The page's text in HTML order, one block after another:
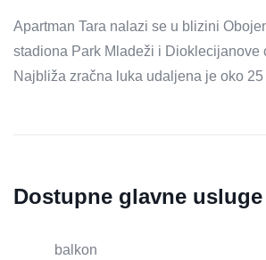
Apartman Tara nalazi se u blizini
stadiona Park Mladeži i Dioklecijanove
Najbliža zračna luka udaljena je oko
Dostupne glavne usluge
balkon